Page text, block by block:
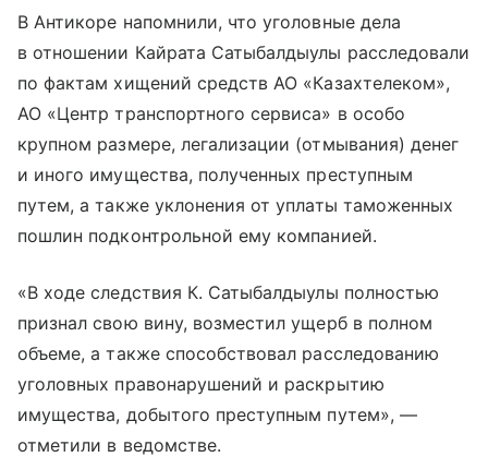
В Антикоре напомнили, что уголовные дела
в отношении Кайрата Сатыбалдыулы расследовали
по фактам хищений средств АО «Казахтелеком»,
АО «Центр транспортного сервиса» в особо
крупном размере, легализации (отмывания) денег
и иного имущества, полученных преступным
путем, а также уклонения от уплаты таможенных
пошлин подконтрольной ему компанией.
«В ходе следствия К. Сатыбалдыулы полностью
признал свою вину, возместил ущерб в полном
объеме, а также способствовал расследованию
уголовных правонарушений и раскрытию
имущества, добытого преступным путем», —
отметили в ведомстве.